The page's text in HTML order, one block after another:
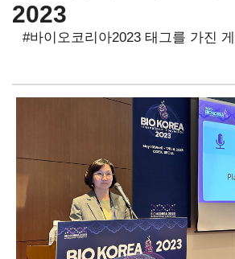
2023
#바이오코리아2023 태그를 가진